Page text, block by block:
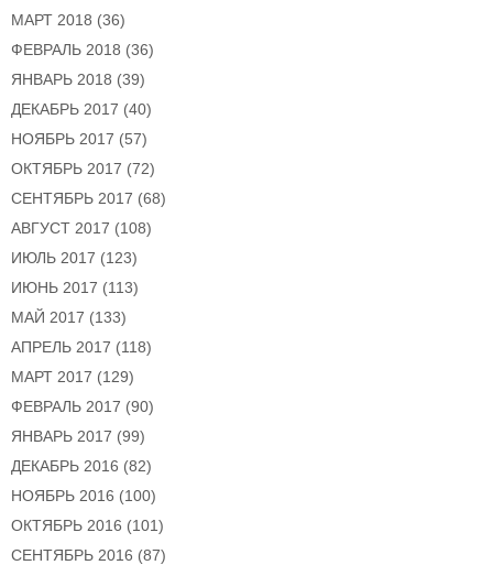
МАРТ 2018 (36)
ФЕВРАЛЬ 2018 (36)
ЯНВАРЬ 2018 (39)
ДЕКАБРЬ 2017 (40)
НОЯБРЬ 2017 (57)
ОКТЯБРЬ 2017 (72)
СЕНТЯБРЬ 2017 (68)
АВГУСТ 2017 (108)
ИЮЛЬ 2017 (123)
ИЮНЬ 2017 (113)
МАЙ 2017 (133)
АПРЕЛЬ 2017 (118)
МАРТ 2017 (129)
ФЕВРАЛЬ 2017 (90)
ЯНВАРЬ 2017 (99)
ДЕКАБРЬ 2016 (82)
НОЯБРЬ 2016 (100)
ОКТЯБРЬ 2016 (101)
СЕНТЯБРЬ 2016 (87)